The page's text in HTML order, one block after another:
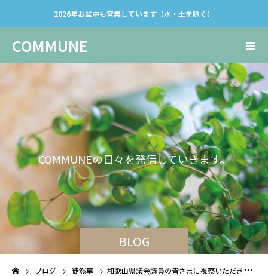
2026年お盆中も営業しています（水・土を除く）
COMMUNE
BLOG
COMMUNEの日々を発信していきます。
ブログ 徒然草 和歌山県議会議員の皆さまに視察いただきました 〜古民家・空き家の課題へ意見交換〜